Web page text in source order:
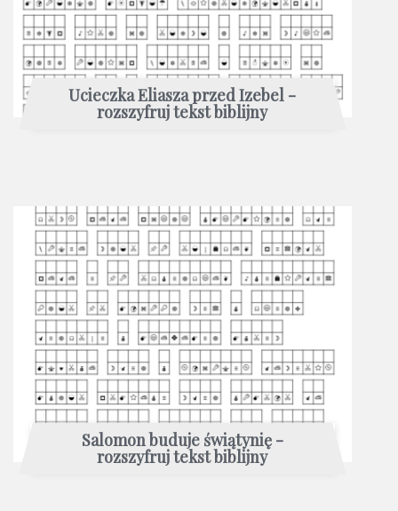
Ucieczka Eliasza przed Izebel -
rozszyfruj tekst biblijny
Salomon buduje świątynię -
rozszyfruj tekst biblijny